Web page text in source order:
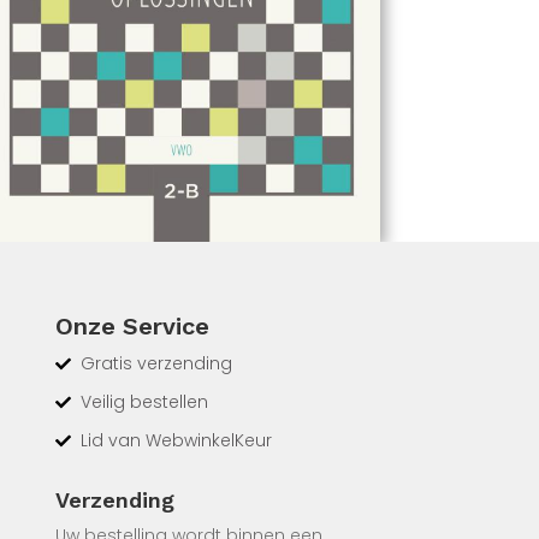
Onze Service
Gratis verzending
Veilig bestellen
Lid van WebwinkelKeur
Verzending